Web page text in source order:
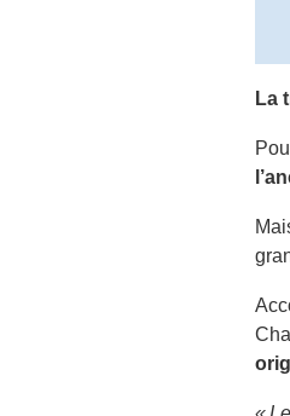
La